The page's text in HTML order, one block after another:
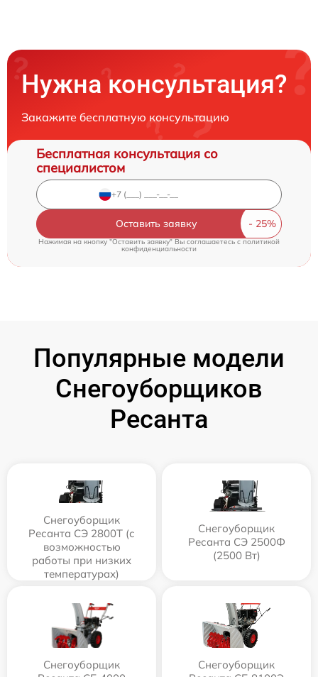
Нужна консультация?
Закажите бесплатную консультацию
Бесплатная консультация со
специалистом
Оставить заявку
Нажимая на кнопку "Оставить заявку" Вы соглашаетесь cполитикой
конфиденциальности
Популярные модели
Снегоуборщиков
Ресанта
Снегоуборщик
Ресанта СЭ 2800Т (с
возможностью
работы при низких
температурах)
Снегоуборщик
Ресанта СЭ 2500Ф
(2500 Вт)
Снегоуборщик
Снегоуборщик